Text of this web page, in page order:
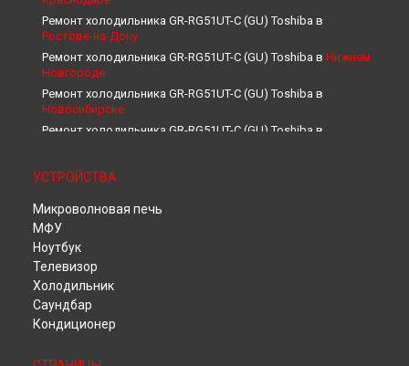
Ремонт холодильника GR-RG51UT-C (GU) Toshiba в
Ростове-на-Дону
Ремонт холодильника GR-RG51UT-C (GU) Toshiba в Нижнем
Новгороде
Ремонт холодильника GR-RG51UT-C (GU) Toshiba в
Новосибирске
Ремонт холодильника GR-RG51UT-C (GU) Toshiba в
Ремонт холодильника GR-RG51UT-C (GU) Toshiba в
Екатеринбурге
Ремонт холодильника GR-RG51UT-C (GU) Toshiba в
Ремонт холодильника GR-RG51UT-C (GU) Toshiba в
Ремонт холодильника GR-RG51UT-C (GU) Toshiba в
Воронеже
Ремонт холодильника GR-RG51UT-C (GU) Toshiba в
Волгограде
Ремонт холодильника GR-RG51UT-C (GU) Toshiba в
Барнауле
УСТРОЙСТВА
Микроволновая печь
МФУ
Ноутбук
Телевизор
Холодильник
Саундбар
Кондиционер